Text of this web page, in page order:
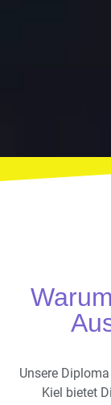
Unsere
Kiel bietet